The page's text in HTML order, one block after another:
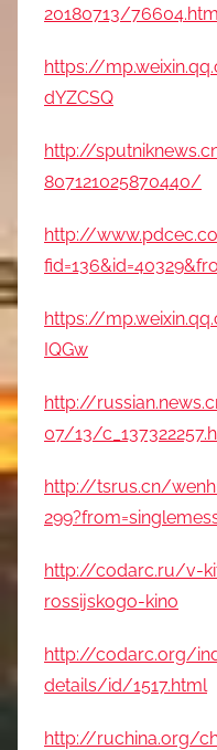
20180713/
https://
dYZCSQ
http://
807121025870440/
http://
https://
IQGw
http://
07/13/
http://tsrus.cn/
http://codarc.ru/v-
rossijskogo-kino
http://codarc.org/
details/id/1517.html
http://ruchina.org/